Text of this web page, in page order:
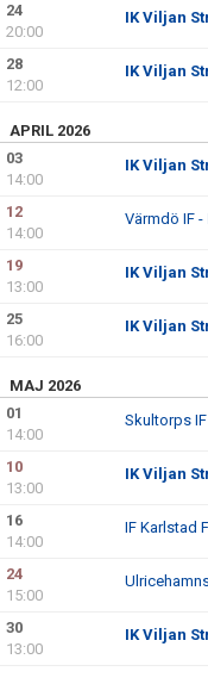
24
20:00
IK Viljan
28
12:00
IK Viljan
APRIL 2026
03
14:00
IK Viljan
12
14:00
Värmdö IF -
19
13:00
IK Viljan
25
16:00
IK Viljan
MAJ 2026
01
14:00
Skultorps
10
13:00
IK Viljan
16
14:00
IF Karlstad
24
15:00
30
13:00
IK Viljan